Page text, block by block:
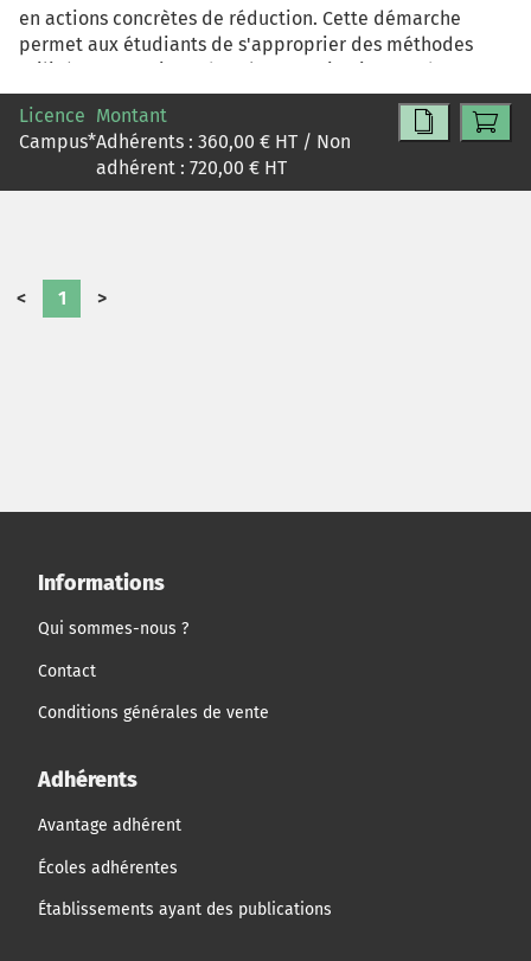
en actions concrètes de réduction. Cette démarche
permet aux étudiants de s'approprier des méthodes
utilisées en pratique dans les organisations et de
développer une compétence directement mobilisable
en contexte professionnel.
Licence
Campus*
Montant
Adhérents : 360,00 € HT / Non
adhérent : 720,00 € HT
< 1 >
Informations
Qui sommes-nous ?
Contact
Conditions générales de vente
Adhérents
Avantage adhérent
Écoles adhérentes
Établissements ayant des publications